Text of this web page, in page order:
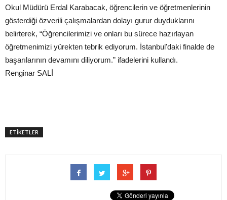
Okul Müdürü Erdal Karabacak, öğrencilerin ve öğretmenlerinin
gösterdiği özverili çalışmalardan dolayı gurur duyduklarını
belirterek, “Öğrencilerimizi ve onları bu sürece hazırlayan
öğretmenimizi yürekten tebrik ediyorum. İstanbul'daki finalde de
başarılarının devamını diliyorum.” ifadelerini kullandı.
Renginar SALİ
ETİKETLER